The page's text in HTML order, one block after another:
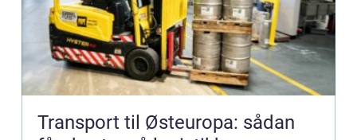
Transport til Østeuropa: sådan